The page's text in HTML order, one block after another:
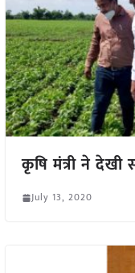
कृषि मंत्री ने
July 13, 2020